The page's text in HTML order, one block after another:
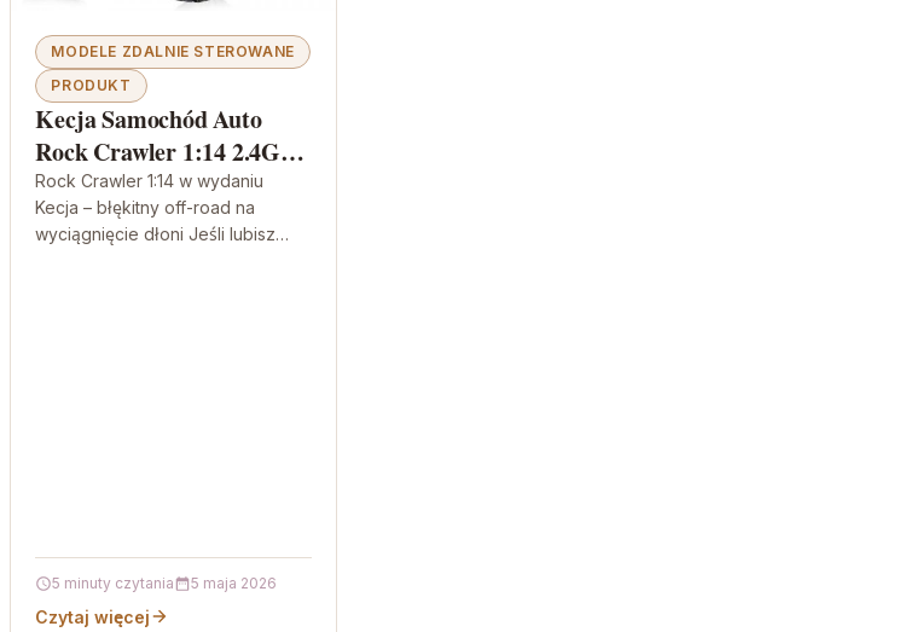
MODELE ZDALNIE STEROWANE
PRODUKT
Kecja Samochód Auto
Rock Crawler 1:14 2.4GHz
4WD Niebieski
Rock Crawler 1:14 w wydaniu
Kecja – błękitny off-road na
wyciągnięcie dłoni Jeśli lubisz
5 minuty czytania 5 maja 2026
Czytaj więcej